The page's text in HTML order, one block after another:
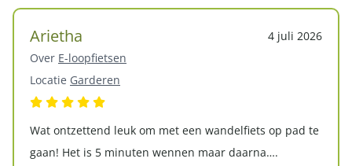
Arietha
4 juli 2026
Over E-loopfietsen
Locatie Garderen
Wat ontzettend leuk om met een wandelfiets op pad te
gaan! Het is 5 minuten wennen maar daarna….